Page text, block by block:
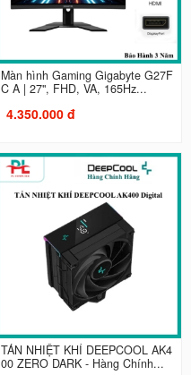
Màn hình Gaming Gigabyte G27F
C A | 27", FHD, VA, 165Hz...
4.350.000 đ
TẢN NHIỆT KHÍ DEEPCOOL AK4
00 ZERO DARK - Hàng Chính...